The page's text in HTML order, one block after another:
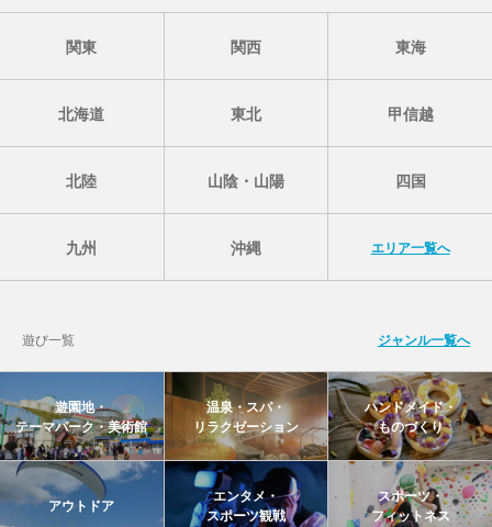
関東 関西 東海
北海道 東北 甲信越
北陸 山陰・山陽 四国
九州 沖縄 エリア一覧へ
遊び一覧 ジャンル一覧へ
遊園地・
テーマパーク・美術館
温泉・スパ・
リラクゼーション
ハンドメイド・
ものづくり
アウトドア
エンタメ・
スポーツ観戦
スポーツ・
フィットネス